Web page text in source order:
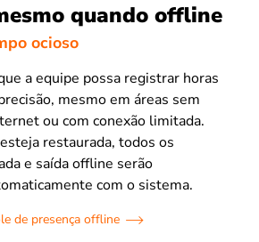
quando offline
ocioso
a equipe possa registrar horas
mesmo em áreas sem
ou com conexão limitada.
restaurada, todos os
e saída offline serão
com o sistema.
de presença offline